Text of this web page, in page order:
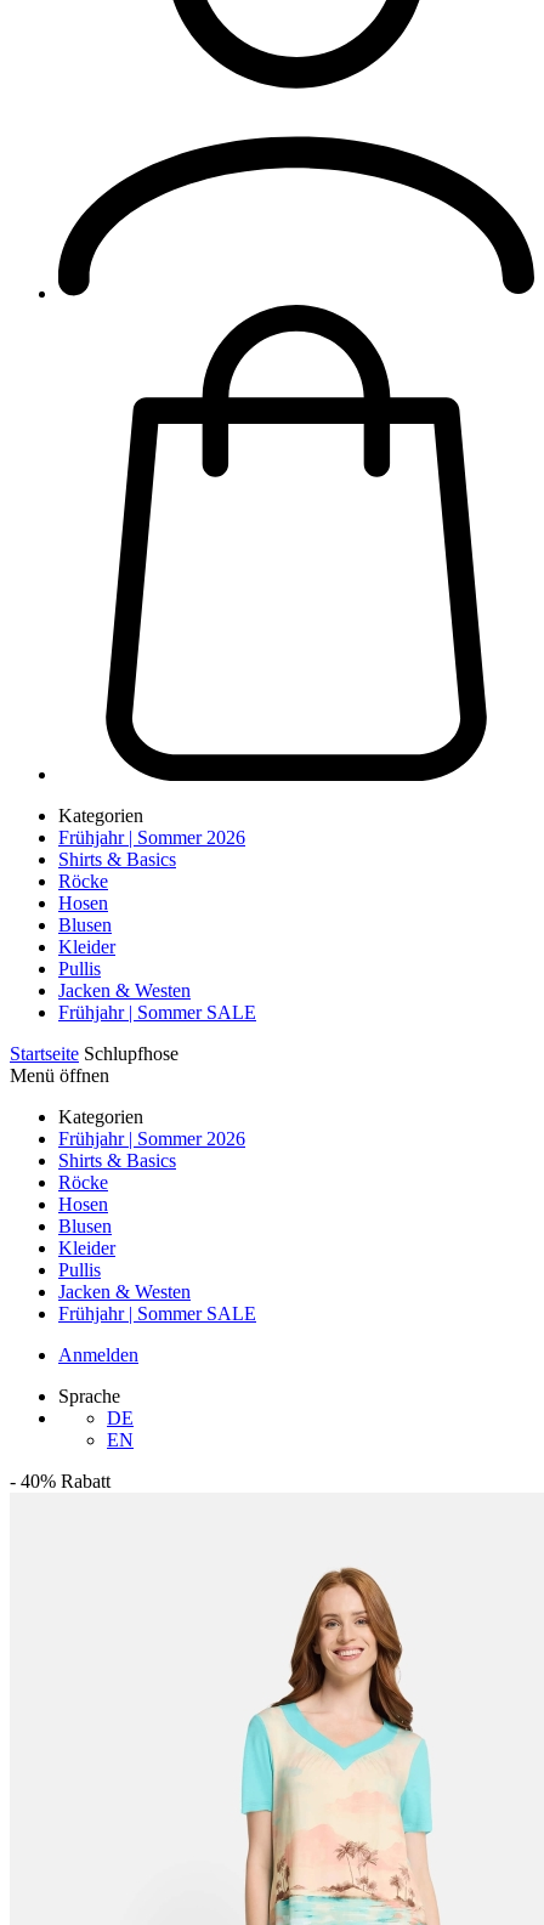
Kategorien
Frühjahr | Sommer 2026
Shirts & Basics
Röcke
Hosen
Blusen
Kleider
Pullis
Jacken & Westen
Frühjahr | Sommer SALE
Startseite Schlupfhose
Menü öffnen
Kategorien
Frühjahr | Sommer 2026
Shirts & Basics
Röcke
Hosen
Blusen
Kleider
Pullis
Jacken & Westen
Frühjahr | Sommer SALE
Anmelden
Sprache
DE
EN
- 40% Rabatt